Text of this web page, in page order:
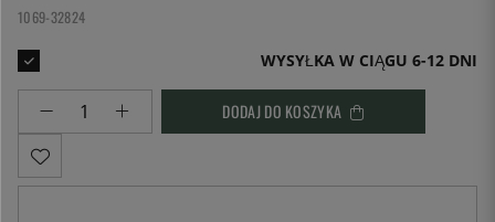
1069-32824
WYSYŁKA W CIĄGU 6-12 DNI
DODAJ DO KOSZYKA